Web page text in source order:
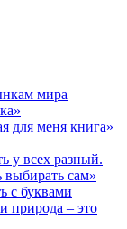
мира
для меня книга»
у всех разный.
выбирать сам»
с буквами
природа – это